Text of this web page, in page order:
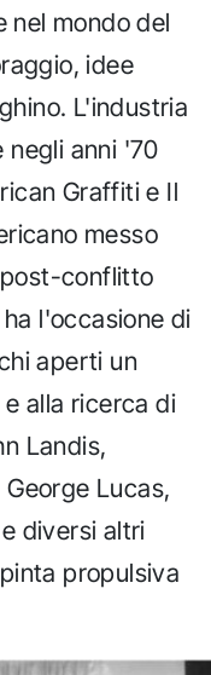
nel mondo del
idee
L'industria
negli anni '70
Graffiti e Il
messo
conflitto
l'occasione di
aperti un
alla ricerca di
Landis,
Lucas,
diversi altri
propulsiva